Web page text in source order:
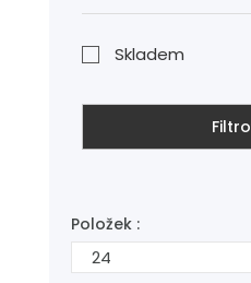
Skladem
Položek :
24